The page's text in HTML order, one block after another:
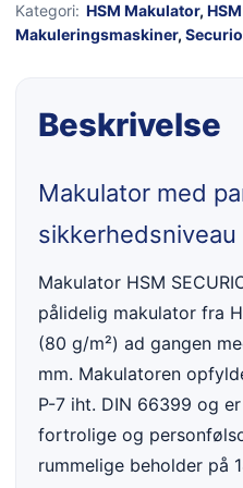
Kategori: HSM Makulator,
Makuleringsmaskiner,
Beskrivelse
Makulator med
sikkerhedsniveau
Makulator HSM
pålidelig makulator fra
(80 g/m²) ad gangen
mm. Makulatoren
P-7 iht. DIN 66399 og
fortrolige og
rummelige beholder på